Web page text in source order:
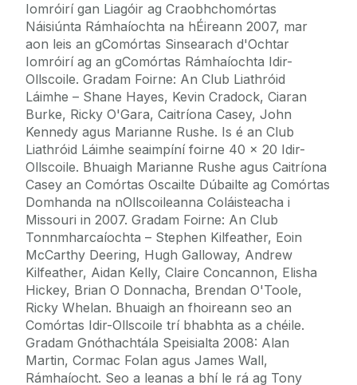
Iomróirí gan Liagóir ag Craobhchomórtas
Náisiúnta Rámhaíochta na hÉireann 2007, mar
aon leis an gComórtas Sinsearach d'Ochtar
Iomróirí ag an gComórtas Rámhaíochta Idir-
Ollscoile. Gradam Foirne: An Club Liathróid
Láimhe – Shane Hayes, Kevin Cradock, Ciaran
Burke, Ricky O'Gara, Caitríona Casey, John
Kennedy agus Marianne Rushe. Is é an Club
Liathróid Láimhe seaimpíní foirne 40 x 20 Idir-
Ollscoile. Bhuaigh Marianne Rushe agus Caitríona
Casey an Comórtas Oscailte Dúbailte ag Comórtas
Domhanda na nOllscoileanna Coláisteacha i
Missouri in 2007. Gradam Foirne: An Club
Tonnmharcaíochta – Stephen Kilfeather, Eoin
McCarthy Deering, Hugh Galloway, Andrew
Kilfeather, Aidan Kelly, Claire Concannon, Elisha
Hickey, Brian O Donnacha, Brendan O'Toole,
Ricky Whelan. Bhuaigh an fhoireann seo an
Comórtas Idir-Ollscoile trí bhabhta as a chéile.
Gradam Gnóthachtála Speisialta 2008: Alan
Martin, Cormac Folan agus James Wall,
Rámhaíocht. Seo a leanas a bhí le rá ag Tony